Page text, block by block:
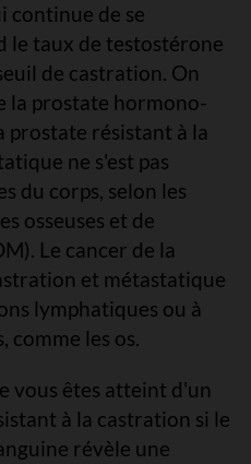
continue de se
le taux de testostérone
de castration. On
la prostate hormono-
prostate résistant à la
ne s'est pas
du corps, selon les
osseuses et de
Le cancer de la
et métastatique
lymphatiques ou à
comme les os.
vous êtes atteint d'un
à la castration si le
révèle une